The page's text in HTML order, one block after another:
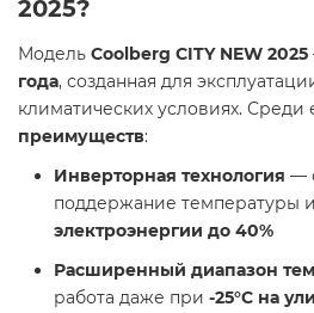
2025?
Модель Coolberg CITY NEW 2025
года, созданная для
климатических условиях. Среди
преимуществ:
Инверторная технология —
поддержание температуры и
электроэнергии до 40%
Расширенный диапазон
работа даже при -25°C на